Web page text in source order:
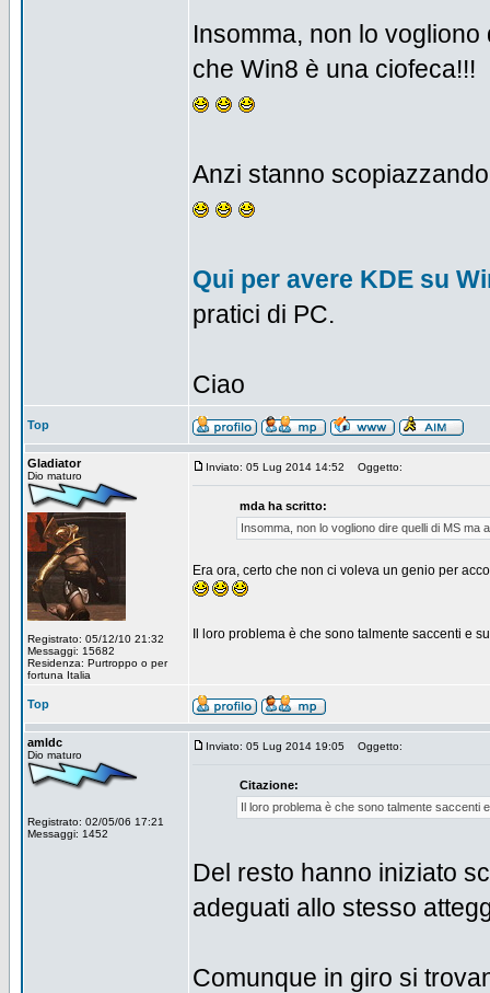
Insomma, non lo
che Win8 è una ciofeca!!!
Anzi stanno
Qui per avere KDE su
pratici di PC.
Ciao
Top
Gladiator
Dio maturo
Registrato: 05/12/10 21:32
Messaggi: 15682
Residenza: Purtroppo o per
fortuna Italia
Inviato: 05 Lug 2014 14:52 Oggetto:
mda ha scritto:
Insomma, non lo vogliono dire quelli di MS
Era ora, certo che non ci voleva un genio per
Il loro problema è che sono talmente saccenti e
Top
amldc
Dio maturo
Registrato: 02/05/06 17:21
Messaggi: 1452
Inviato: 05 Lug 2014 19:05 Oggetto:
Citazione:
Il loro problema è che sono talmente saccenti
Del resto hanno iniziato
adeguati allo stesso
Comunque in giro si